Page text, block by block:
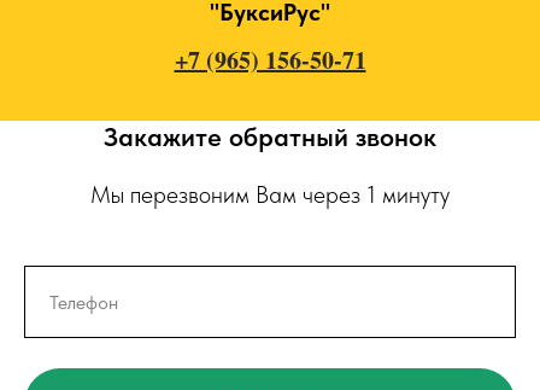
"БуксиРус"
+7 (965) 156-50-71
Закажите обратный звонок
Мы перезвоним Вам через 1 минуту